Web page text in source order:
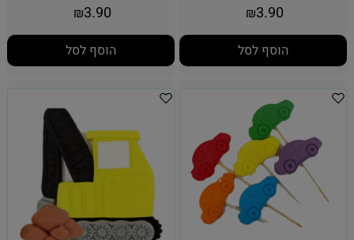
₪3.90
הוסף לסל
₪3.90
הוסף לסל